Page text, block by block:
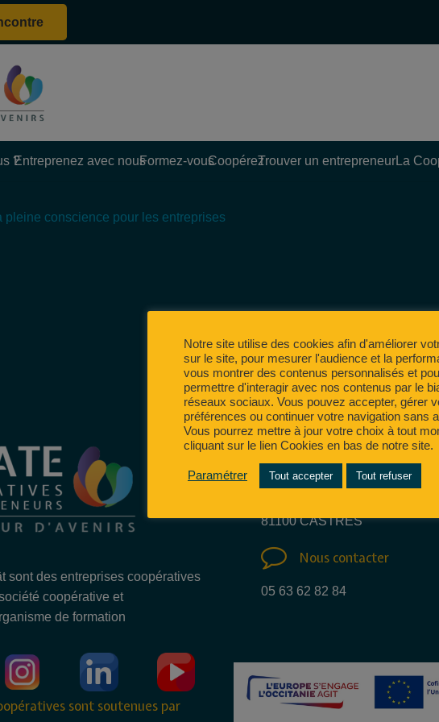
?
Entreprenez avec nousFormez-vousCoopérezTrouver un entrepreneurLa
pleine conscience pour les entreprises
sont des entreprises coopératives
coopérative et
de formation
Nous trouver
81100 CASTRES
Nous contacter
05 63 62 82 84
sont soutenues par
Notre site utilise des cookies afin d'améliorer
sur le site, pour mesurer l'audience et la
vous montrer des contenus personnalisés et
permettre d'interagir avec nos contenus par le
réseaux sociaux. Vous pouvez accepter, gérer
préférences ou continuer votre navigation sans
Vous pourrez mettre à jour votre choix à tout
cliquant sur le lien Cookies en bas de notre site.
Paramétrer Tout accepter Tout refuser